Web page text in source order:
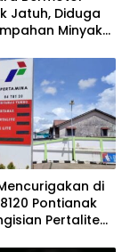
Jatuh, Diduga
Minyak
di
Pontianak
Pertalite